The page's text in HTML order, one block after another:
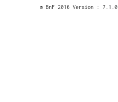
© BnF 2016 Version : 7.1.0